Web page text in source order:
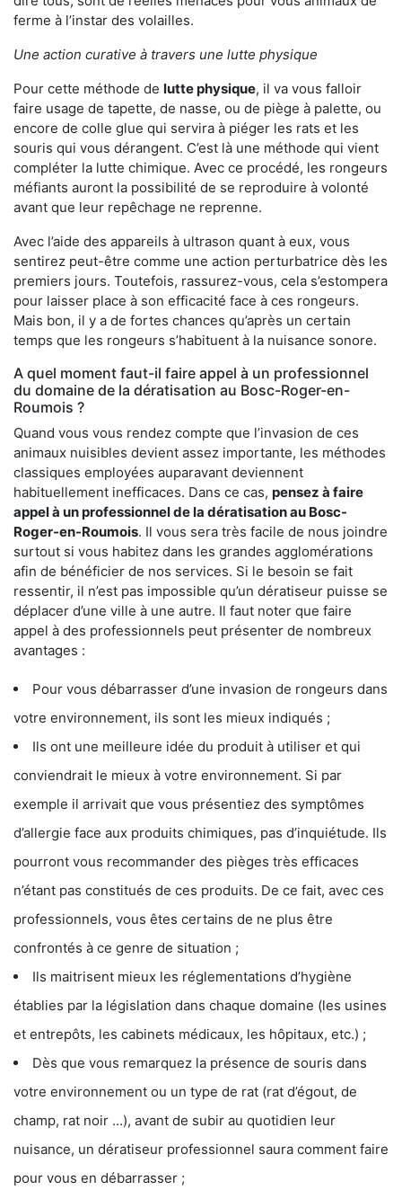
ferme à l’instar des volailles.
Une action curative à travers une lutte physique
Pour cette méthode de lutte physique, il va vous falloir
faire usage de tapette, de nasse, ou de piège à palette, ou
encore de colle glue qui servira à piéger les rats et les
souris qui vous dérangent. C’est là une méthode qui vient
compléter la lutte chimique. Avec ce procédé, les rongeurs
méfiants auront la possibilité de se reproduire à volonté
avant que leur repêchage ne reprenne.
Avec l’aide des appareils à ultrason quant à eux, vous
sentirez peut-être comme une action perturbatrice dès les
premiers jours. Toutefois, rassurez-vous, cela s’estompera
pour laisser place à son efficacité face à ces rongeurs.
Mais bon, il y a de fortes chances qu’après un certain
temps que les rongeurs s’habituent à la nuisance sonore.
A quel moment faut-il faire appel à un professionnel
du domaine de la dératisation au Bosc-Roger-en-
Roumois ?
Quand vous vous rendez compte que l’invasion de ces
animaux nuisibles devient assez importante, les méthodes
classiques employées auparavant deviennent
habituellement inefficaces. Dans ce cas, pensez à faire
appel à un professionnel de la dératisation au Bosc-
Roger-en-Roumois. Il vous sera très facile de nous joindre
surtout si vous habitez dans les grandes agglomérations
afin de bénéficier de nos services. Si le besoin se fait
ressentir, il n’est pas impossible qu’un dératiseur puisse se
déplacer d’une ville à une autre. Il faut noter que faire
appel à des professionnels peut présenter de nombreux
avantages :
Pour vous débarrasser d’une invasion de rongeurs dans
votre environnement, ils sont les mieux indiqués ;
Ils ont une meilleure idée du produit à utiliser et qui
conviendrait le mieux à votre environnement. Si par
exemple il arrivait que vous présentiez des symptômes
d’allergie face aux produits chimiques, pas d’inquiétude. Ils
pourront vous recommander des pièges très efficaces
n’étant pas constitués de ces produits. De ce fait, avec ces
professionnels, vous êtes certains de ne plus être
confrontés à ce genre de situation ;
Ils maitrisent mieux les réglementations d’hygiène
établies par la législation dans chaque domaine (les usines
et entrepôts, les cabinets médicaux, les hôpitaux, etc.) ;
Dès que vous remarquez la présence de souris dans
votre environnement ou un type de rat (rat d’égout, de
champ, rat noir …), avant de subir au quotidien leur
nuisance, un dératiseur professionnel saura comment faire
pour vous en débarrasser ;